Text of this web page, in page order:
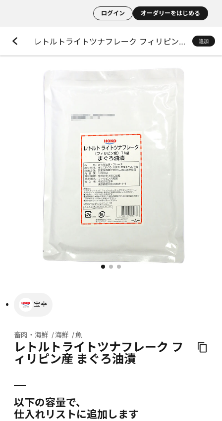
ログイン オーダリーをはじめる
レトルトライトツナフレーク フィリピン産 まぐろ油漬 追加
宝幸
畜肉・海鮮 海鮮 魚
レトルトライトツナフレーク フ
ィリピン産 まぐろ油漬
以下の容量で、
仕入れリストに追加します